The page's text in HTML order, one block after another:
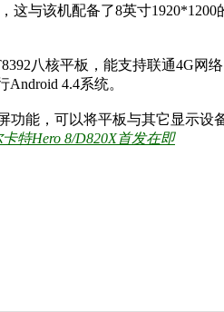
这与该机配备了8英寸
八核平板，能支持联通4G网
4.4系统。
功能，可以将平板与其它显示设
特Hero 8/D820X首发在即